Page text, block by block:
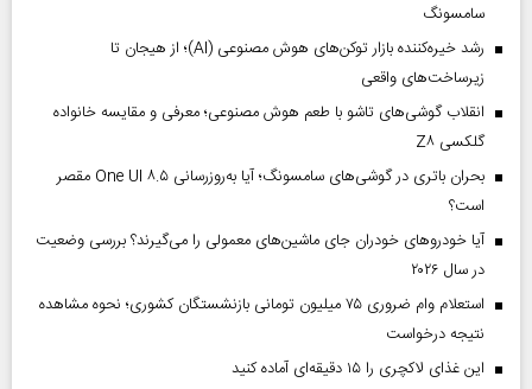
سامسونگ
رشد خیره‌کننده بازار توکن‌های هوش مصنوعی (AI)؛ از هیجان تا
زیرساخت‌های واقعی
انقلاب گوشی‌های تاشو‌ با طعم هوش مصنوعی؛ معرفی و مقایسه خانواده
گلکسی Z۸
بحران باتری در گوشی‌های سامسونگ؛ آیا به‌روزرسانی One UI ۸.۵ مقصر
است؟
آیا خودروهای خودران جای ماشین‌های معمولی را می‌گیرند؟ بررسی وضعیت
در سال ۲۰۲۶
استعلام وام ضروری ۷۵ میلیون تومانی بازنشستگان کشوری؛ نحوه مشاهده
نتیجه درخواست
این غذای لاکچری را ۱۵ دقیقه‌ای آماده کنید